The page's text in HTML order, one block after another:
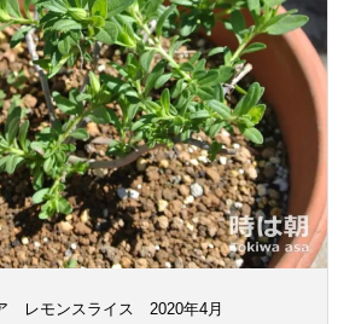
レモンスライス 2020年4月